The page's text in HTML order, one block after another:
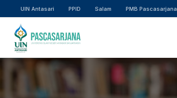
UIN Antasari PPID Salam PMB Pascasarjana